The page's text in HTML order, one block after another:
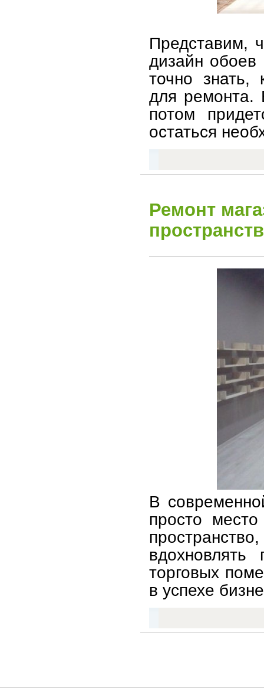
Представим,
дизайн обоев
точно знать,
для ремонта.
потом
остаться
Ремонт
В
просто
торговых
в успехе